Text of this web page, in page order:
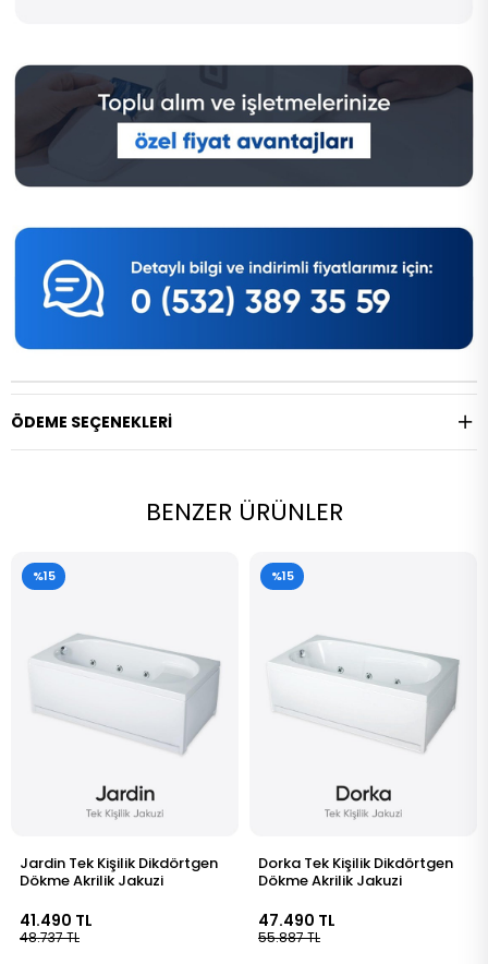
ÖDEME SEÇENEKLERI
BENZER ÜRÜNLER
Dorka Tek Kişilik Dikdörtgen
Dökme Akrilik Jakuzi
47.490 TL
55.887 TL
Braga Tek Kişilik
Dökme Akrilik Jakuzi
54.190 TL
63.687 TL